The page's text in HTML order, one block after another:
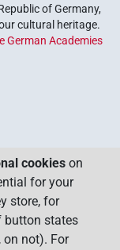
of Germany,
cultural heritage.
German Academies
cookies on
for your
store, for
button states
on not). For